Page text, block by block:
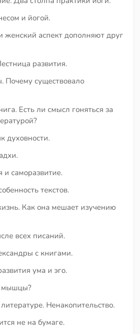
и йогой.
женский аспект дополняют друг
развития.
Почему существовало
Есть ли смысл гоняться за
духовности.
и саморазвитие.
текстов.
Как она мешает изучению
всех писаний.
с книгами.
ума и эго.
мышцы?
Ненакопительство.
не на бумаге.